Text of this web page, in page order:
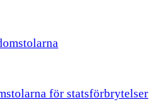
för statsförbrytelser